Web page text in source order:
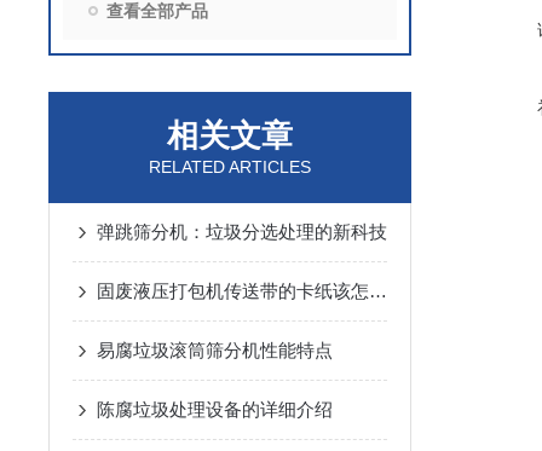
查看全部产品
相关文章
RELATED ARTICLES
弹跳筛分机：垃圾分选处理的新科技
固废液压打包机传送带的卡纸该怎么处理
易腐垃圾滚筒筛分机性能特点
陈腐垃圾处理设备的详细介绍